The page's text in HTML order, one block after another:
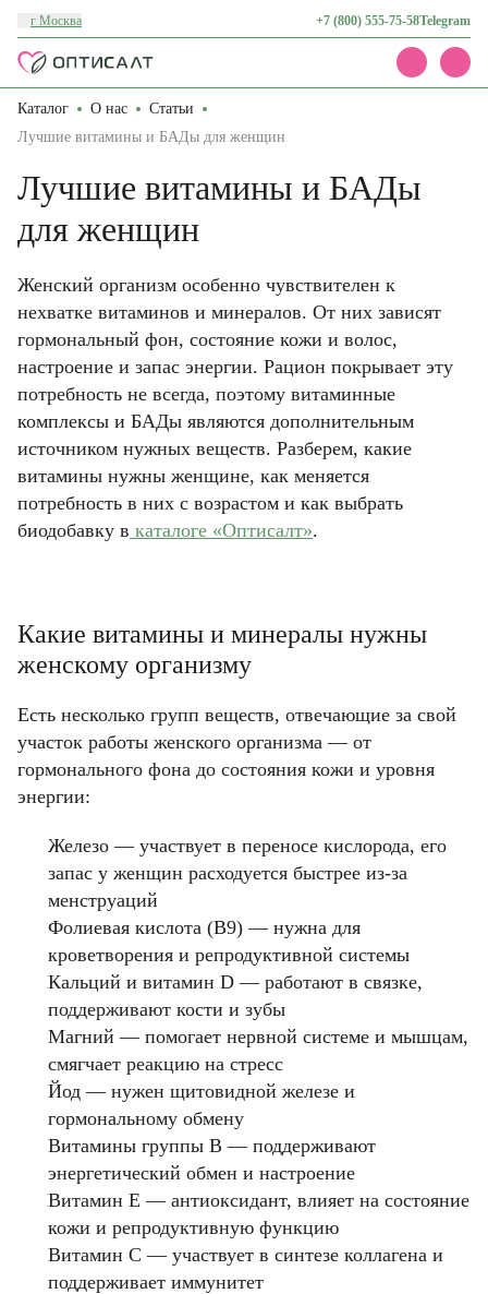
г Москва +7 (800) 555-75-58Telegram
Акции
О нас
Контакты
Каталог О нас
Статьи
Лучшие витамины и БАДы для женщин
Лучшие витамины и БАДы
для женщин
Женский организм особенно чувствителен к
нехватке витаминов и минералов. От них зависят
гормональный фон, состояние кожи и волос,
настроение и запас энергии. Рацион покрывает эту
потребность не всегда, поэтому витаминные
комплексы и БАДы являются дополнительным
источником нужных веществ. Разберем, какие
витамины нужны женщине, как меняется
потребность в них с возрастом и как выбрать
биодобавку в каталоге «Оптисалт».
Какие витамины и минералы нужны
женскому организму
Есть несколько групп веществ, отвечающие за свой
участок работы женского организма — от
гормонального фона до состояния кожи и уровня
энергии:
Железо — участвует в переносе кислорода, его
запас у женщин расходуется быстрее из-за
менструаций
Фолиевая кислота (B9) — нужна для
кроветворения и репродуктивной системы
Кальций и витамин D — работают в связке,
поддерживают кости и зубы
Магний — помогает нервной системе и мышцам,
смягчает реакцию на стресс
Йод — нужен щитовидной железе и
гормональному обмену
Витамины группы B — поддерживают
энергетический обмен и настроение
Витамин E — антиоксидант, влияет на состояние
кожи и репродуктивную функцию
Витамин C — участвует в синтезе коллагена и
поддерживает иммунитет